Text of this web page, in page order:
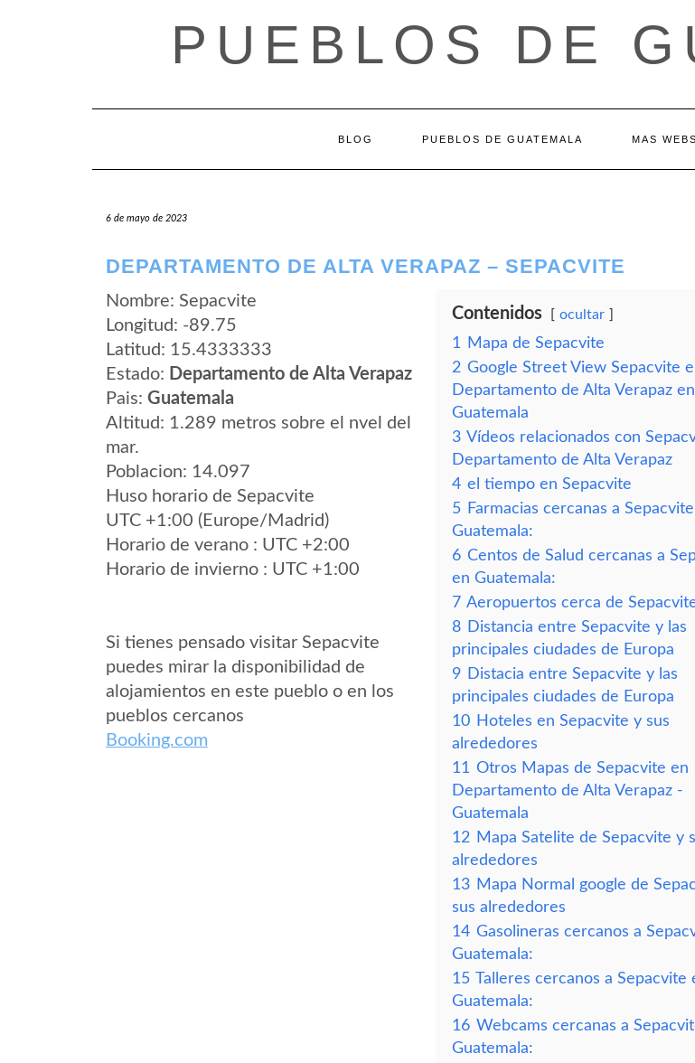
PUEBLOS DE
BLOG PUEBLOS DE GUATEMALA MAS WEBS
6 de mayo de 2023
DEPARTAMENTO DE ALTA VERAPAZ – SEPACVITE
Nombre: Sepacvite
Longitud: -89.75
Latitud: 15.4333333
Estado: Departamento de Alta Verapaz
Pais: Guatemala
Altitud: 1.289 metros sobre el nvel del
mar.
Poblacion: 14.097
Huso horario de Sepacvite
UTC +1:00 (Europe/Madrid)
Horario de verano : UTC +2:00
Horario de invierno : UTC +1:00
Si tienes pensado visitar Sepacvite
puedes mirar la disponibilidad de
alojamientos en este pueblo o en los
pueblos cercanos
Booking.com
Contenidos ocultar
1
Mapa de Sepacvite
2 Google Street View Sepacvite
Departamento de Alta Verapaz en
Guatemala
3 Vídeos relacionados con
Departamento de Alta Verapaz
4 el tiempo en Sepacvite
5 Farmacias cercanas a
Guatemala:
6 Centos de Salud cercanas a
en Guatemala:
7 Aeropuertos cerca de
8 Distancia entre Sepacvite y las
principales ciudades de Europa
9 Distacia entre Sepacvite y las
principales ciudades de Europa
10 Hoteles en Sepacvite y sus
alrededores
11 Otros Mapas de Sepacvite en
Departamento de Alta Verapaz -
Guatemala
12 Mapa Satelite de Sepacvite y
alrededores
13 Mapa Normal google de
sus alrededores
14 Gasolineras cercanos a
Guatemala:
15 Talleres cercanos a Sepacvite
Guatemala:
16 Webcams cercanas a
Guatemala: